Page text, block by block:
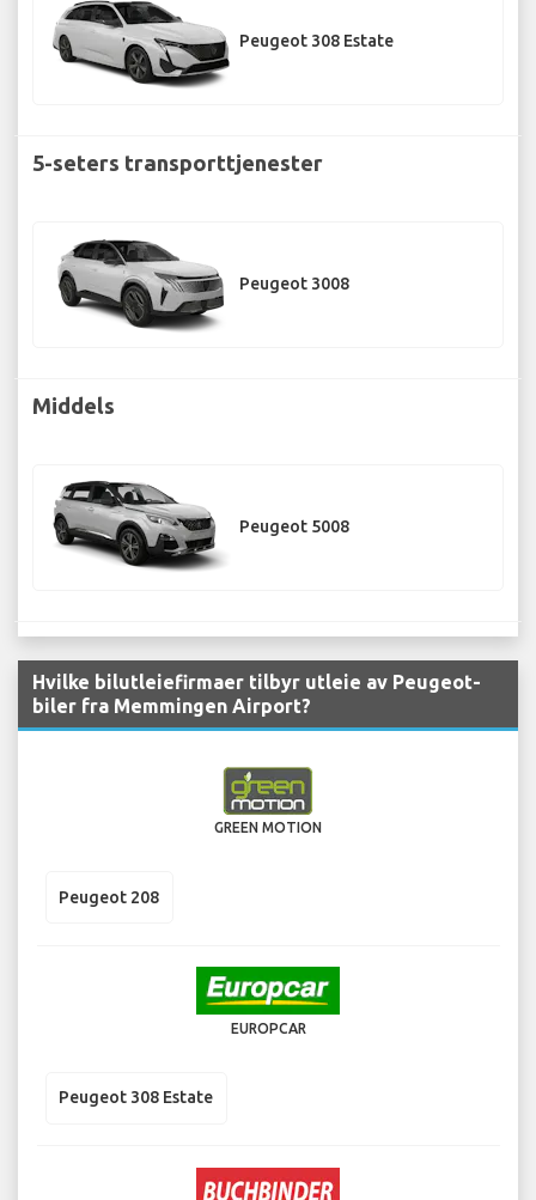
Peugeot 308 Estate
5-seters transporttjenester
Peugeot 3008
Middels
Peugeot 5008
Hvilke bilutleiefirmaer tilbyr utleie av Peugeot-
biler fra Memmingen Airport?
GREEN MOTION
Peugeot 208
EUROPCAR
Peugeot 308 Estate